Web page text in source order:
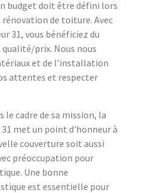
budget doit être défini lors
rénovation de toiture. Avec
31, vous bénéficiez du
prix. Nous nous
et de l’installation
attentes et respecter
le cadre de sa mission, la
met un point d'honneur à
couverture soit aussi
préoccupation pour
Une bonne
est essentielle pour